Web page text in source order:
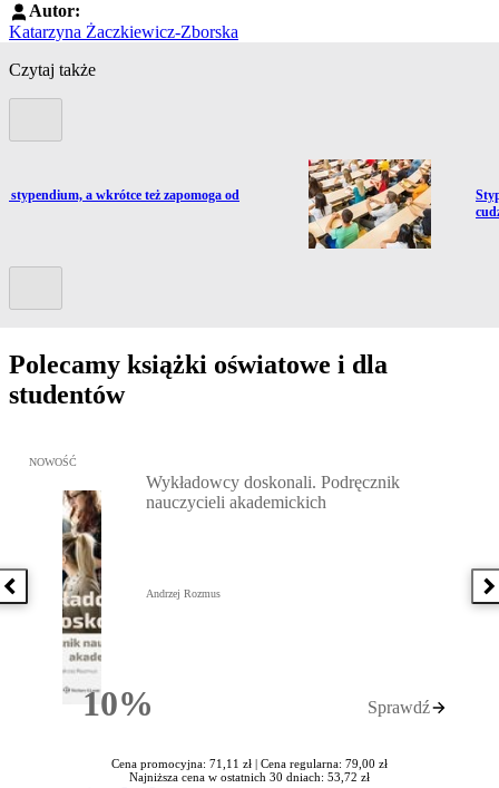
Autor:
Katarzyna Żaczkiewicz-Zborska
Czytaj także
do artykułu:
stypendium, a wkrótce też zapomoga od
Polecamy książki oświatowe i dla
studentów
Poprzednia książka
Przejdź do: Wykładowcy doskonali. Podręcznik nauczycieli
NOWOŚĆ
10%Rabatu
Wykładowcy doskonali. Podręcznik
nauczycieli akademickich
Andrzej Rozmus
Sprawdź
Cena promocyjna: 71,11 zł | Cena regularna: 79,00 zł
Najniższa cena w ostatnich 30 dniach: 53,72 zł